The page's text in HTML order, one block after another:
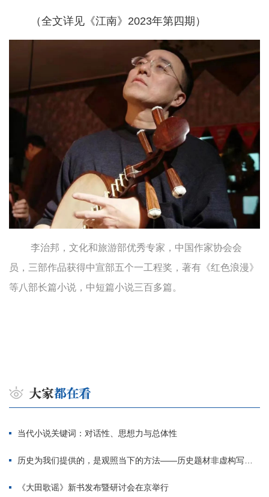
（全文详见《江南》2023年第四期）
李治邦，文化和旅游部优秀专家，中国作家协会会
员，三部作品获得中宣部五个一工程奖，著有《红色浪漫》
等八部长篇小说，中短篇小说三百多篇。
当代小说关键词：对话性、思想力与总体性
历史为我们提供的，是观照当下的方法——历史题材非虚构写作多人谈
《大田歌谣》新书发布暨研讨会在京举行